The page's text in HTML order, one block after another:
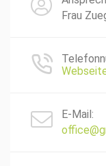
Frau
E-Mail: